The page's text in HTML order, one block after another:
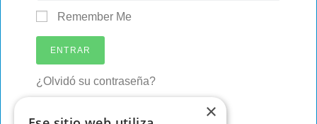
Remember Me
ENTRAR
¿Olvidó su contraseña?
×